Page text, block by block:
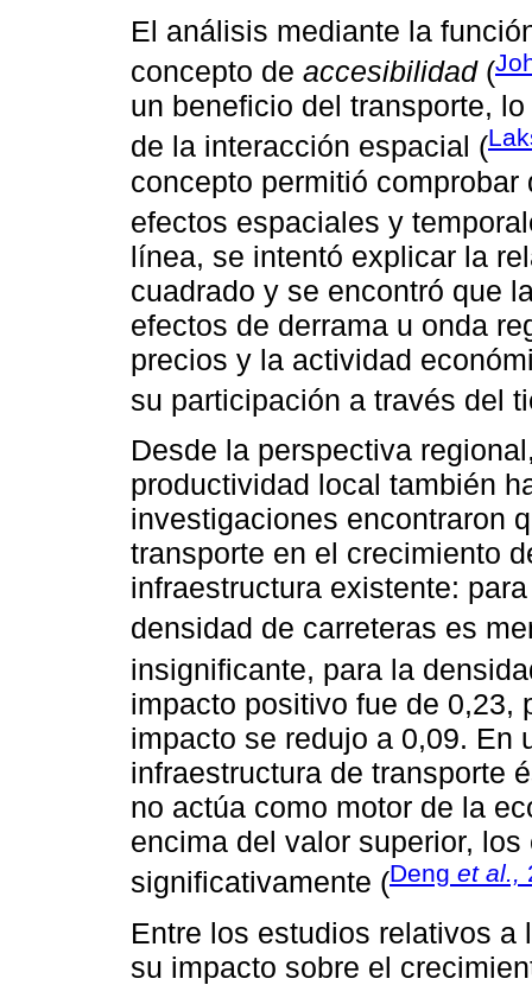
El análisis mediante la
concepto de accesibilidad(
un beneficio del transporte,
de la interacción espacial (
concepto permitió
efectos espaciales y
línea, se intentó explicar la
cuadrado y se encontró que
efectos de derrama u onda
precios y la actividad
su participación a través del
Desde la perspectiva
productividad local también
investigaciones encontraron
transporte en el crecimiento
infraestructura existente:
densidad de carreteras es
insignificante, para la
impacto positivo fue de 0,23,
impacto se redujo a 0,09. En
infraestructura de transporte
no actúa como motor de la
encima del valor superior,
significativamente (Deng et al.,
Entre los estudios relativos
su impacto sobre el